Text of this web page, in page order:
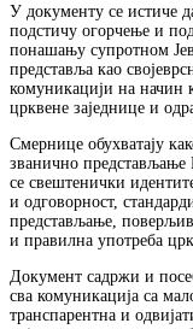
У документу се истиче
подстичу огорчење и
понашању супротном
представља као
комуникацији на начин
црквене заједнице и
Смернице обухватају
званично представљање
се свештенички
и одговорност,
представљање,
и правилна употреба
Документ садржи и
сва комуникација са
транспарентна и